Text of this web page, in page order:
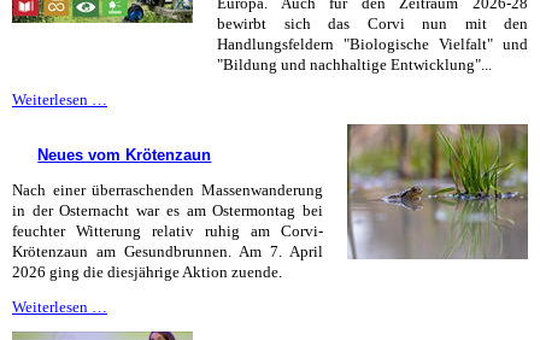
bewirbt sich das Corvi nun mit den
Handlungsfeldern "Biologische Vielfalt" und
"Bildung und nachhaltige Entwicklung"...
Weiterlesen …
erneut
Umweltschule
in
Europa
Neues vom Krötenzaun
Nach einer überraschenden Massenwanderung
in der Osternacht war es am Ostermontag bei
feuchter Witterung relativ ruhig am Corvi-
Krötenzaun am Gesundbrunnen. Am 7. April
2026 ging die diesjährige Aktion zuende.
Weiterlesen …